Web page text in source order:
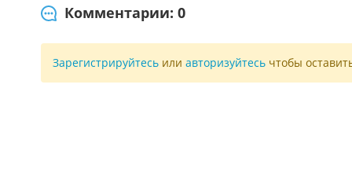
Комментарии: 0
Зарегистрируйтесь или авторизуйтесь чтобы